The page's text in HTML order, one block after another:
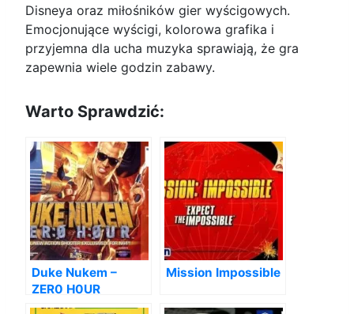
Disneya oraz miłośników gier wyścigowych.
Emocjonujące wyścigi, kolorowa grafika i
przyjemna dla ucha muzyka sprawiają, że gra
zapewnia wiele godzin zabawy.
Warto Sprawdzić:
Duke Nukem –
ZER0 H0UR
Mission Impossible